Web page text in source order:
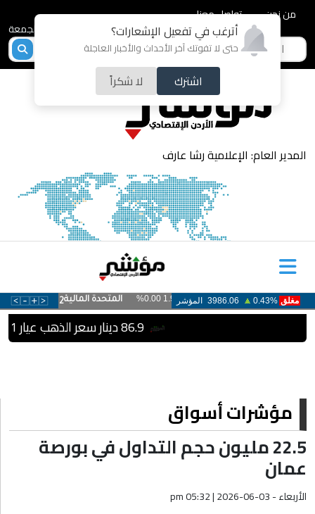
أترغب في تفعيل الإشعارات؟
حتى لا تفوتك آخر الأحداث والأخبار العاجلة
اشترك لا شكراً
من نحن
تواصل معنا
المدير العام: الإعلامية رشا عارف
86.9 دينار سعر الذهب عيار 21 بالسوق المحلية
مؤشرات أسواق
22.5 مليون حجم التداول في بورصة
عمان
الأربعاء - pm 05:32 | 2026-06-03